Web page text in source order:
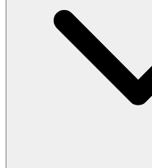
술은 즉시성을 위해 설계되
을 개인적인 모욕으로 간주
Devast io games
를 플레이하
할 수 있습니다. 방해 요소
2. 정직한 재미: 제로 압
저희는 진정한 디지털 환대
통과하는 순간, 여러분은 수
님입니다. 감성적인 혜택은